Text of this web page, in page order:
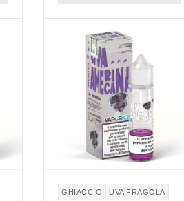
GHIACCIO UVA FRAGOLA
NON DISPONIBILE